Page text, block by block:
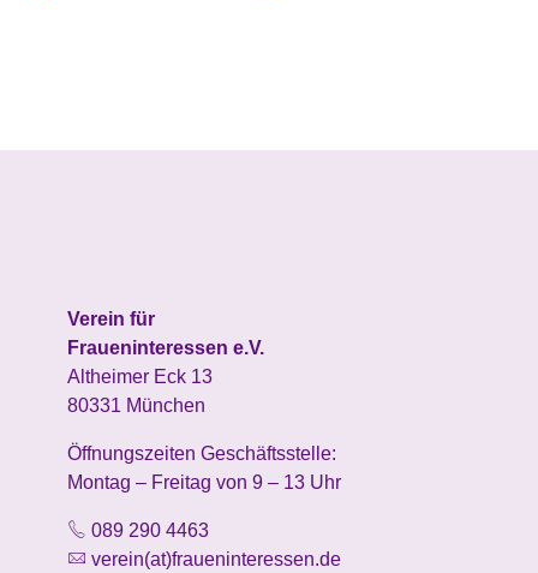
Verein für
Fraueninteressen e.V.
Altheimer Eck 13
80331 München
Öffnungszeiten Geschäftsstelle:
Montag – Freitag von 9 – 13 Uhr
089 290 4463
verein(at)fraueninteressen.de